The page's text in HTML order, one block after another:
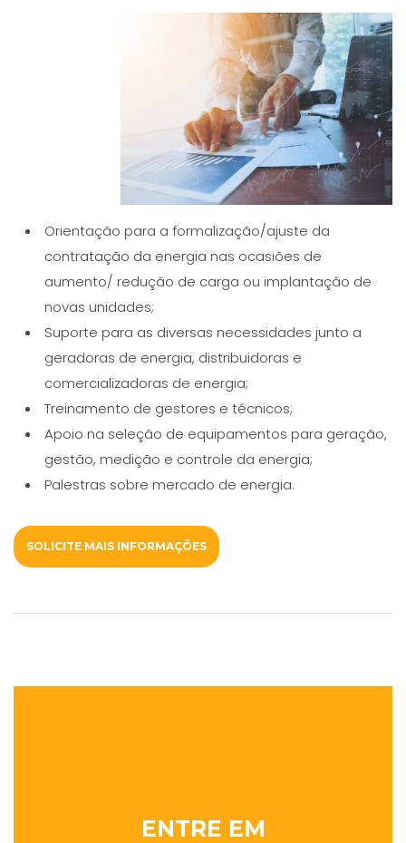
Orientação para a formalização/ajuste da
contratação da energia nas ocasiões de
aumento/ redução de carga ou implantação de
novas unidades;
Suporte para as diversas necessidades junto a
geradoras de energia, distribuidoras e
comercializadoras de energia;
Treinamento de gestores e técnicos;
Apoio na seleção de equipamentos para geração,
gestão, medição e controle da energia;
Palestras sobre mercado de energia.
SOLICITE MAIS INFORMAÇÕES
ENTRE EM